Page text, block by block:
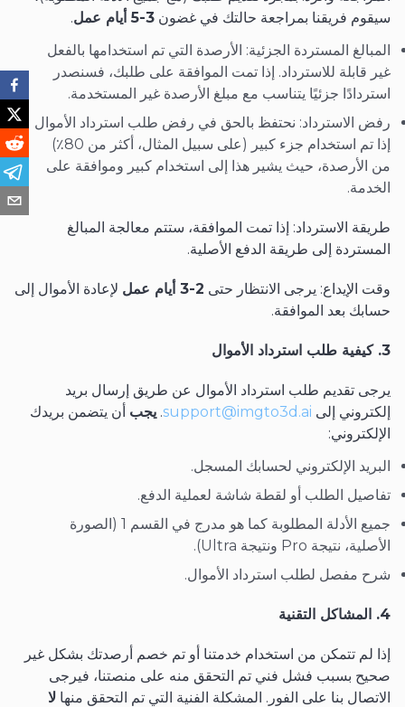
سيقوم فريقنا بمراجعة حالتك في غضون 3-5 أيام عمل
.
المبالغ المستردة الجزئية: الأرصدة التي تم استخدامها بالفعل
غير قابلة للاسترداد. إذا تمت الموافقة على طلبك، فسنصدر
استردادًا جزئيًا يتناسب مع مبلغ الأرصدة غير المستخدمة.
رفض الاسترداد: نحتفظ بالحق في رفض طلب استرداد الأموال
إذا تم استخدام جزء كبير (على سبيل المثال، أكثر من 80٪)
من الأرصدة، حيث يشير هذا إلى استخدام كبير وموافقة على
الخدمة.
طريقة الاسترداد: إذا تمت الموافقة، ستتم معالجة المبالغ
المستردة إلى طريقة الدفع الأصلية.
وقت الإيداع: يرجى الانتظار حتى 2-3 أيام عمل
لإعادة الأموال إلى
حسابك بعد الموافقة.
3. كيفية طلب استرداد الأموال
يرجى تقديم طلب استرداد الأموال عن طريق إرسال بريد
إلكتروني إلى support@imgto3d.ai
. يجب أن يتضمن بريدك
الإلكتروني:
البريد الإلكتروني لحسابك المسجل.
تفاصيل الطلب أو لقطة شاشة لعملية الدفع.
جميع الأدلة المطلوبة كما هو مدرج في القسم 1 (الصورة
الأصلية، نتيجة Pro ونتيجة Ultra).
شرح مفصل لطلب استرداد الأموال.
4. المشاكل التقنية
إذا لم تتمكن من استخدام خدمتنا أو تم خصم أرصدتك بشكل غير
صحيح بسبب فشل فني تم التحقق منه على منصتنا، فيرجى
الاتصال بنا على الفور. المشكلة الفنية التي تم التحقق منها لا